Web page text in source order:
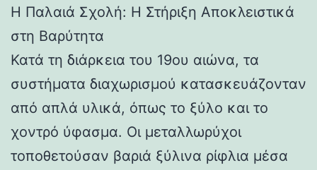
Η Παλαιά Σχολή: Η Στήριξη Αποκλειστικά
στη Βαρύτητα
Κατά τη διάρκεια του 19ου αιώνα, τα
συστήματα διαχωρισμού κατασκευάζονταν
από απλά υλικά, όπως το ξύλο και το
χοντρό ύφασμα. Οι μεταλλωρύχοι
τοποθετούσαν βαριά ξύλινα ρίφλια μέσα